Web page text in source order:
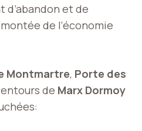
et de
de l’économie
Montmartre, Porte des
de Marx Dormoy